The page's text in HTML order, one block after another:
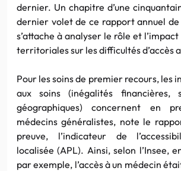
dernier. Un chapitre d’une
dernier volet de ce rapport annuel de
s’attache à analyser le rôle et
territoriales sur les difficultés d’accès
Pour les soins de premier recours, les
aux soins (inégalités financières,
géographiques) concernent en
médecins généralistes, note le
preuve, l’indicateur de
localisée (APL). Ainsi, selon l’Insee,
par exemple, l’accès à un médecin